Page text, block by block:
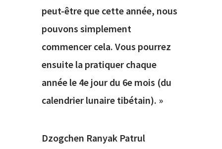
peut-être que cette année, nous
pouvons simplement
commencer cela. Vous pourrez
ensuite la pratiquer chaque
année le 4e jour du 6e mois (du
calendrier lunaire tibétain). »
Dzogchen Ranyak Patrul